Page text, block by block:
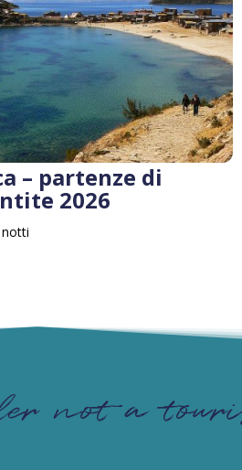
– partenze di
2026
not a